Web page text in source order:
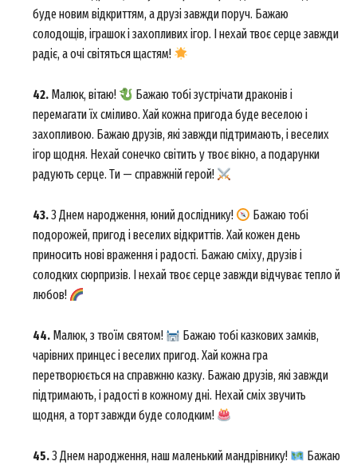
буде новим відкриттям, а друзі завжди поруч. Бажаю
солодощів, іграшок і захопливих ігор. І нехай твоє серце завжди
радіє, а очі світяться щастям!
42. Малюк, вітаю!
Бажаю тобі зустрічати драконів і
перемагати їх сміливо. Хай кожна пригода буде веселою і
захопливою. Бажаю друзів, які завжди підтримають, і веселих
ігор щодня. Нехай сонечко світить у твоє вікно, а подарунки
радують серце. Ти — справжній герой!
43.З Днем народження, юний досліднику!
Бажаю тобі
подорожей, пригод і веселих відкриттів. Хай кожен день
приносить нові враження і радості. Бажаю сміху, друзів і
солодких сюрпризів. І нехай твоє серце завжди відчуває тепло й
любов!
44. Малюк, з твоїм святом!
Бажаю тобі казкових замків,
чарівних принцес і веселих пригод. Хай кожна гра
перетворюється на справжню казку. Бажаю друзів, які завжди
підтримають, і радості в кожному дні. Нехай сміх звучить
щодня, а торт завжди буде солодким!
45.З Днем народження, наш маленький мандрівнику!
Бажаю